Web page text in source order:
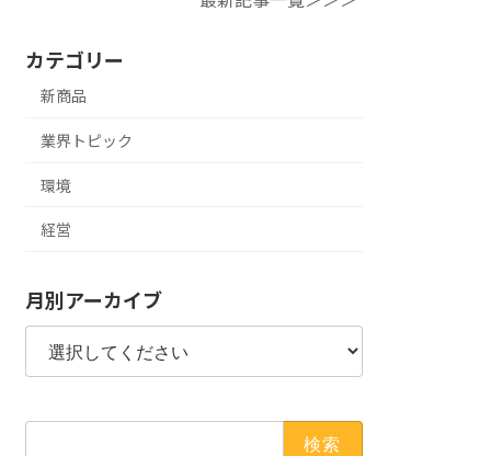
カテゴリー
新商品
業界トピック
環境
経営
月別アーカイブ